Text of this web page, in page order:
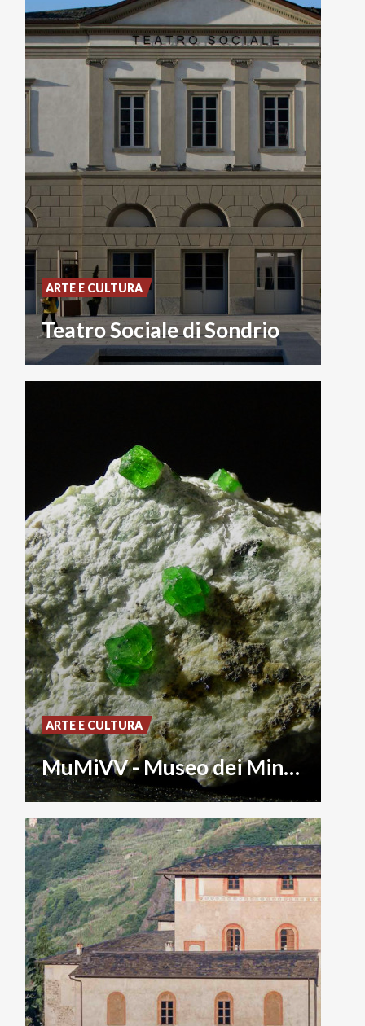
Teatro Sociale di Sondrio
ARTE E CULTURA
MuMiVV - Museo dei Minerali di Valtellina e Valchiavenna
ARTE E CULTURA